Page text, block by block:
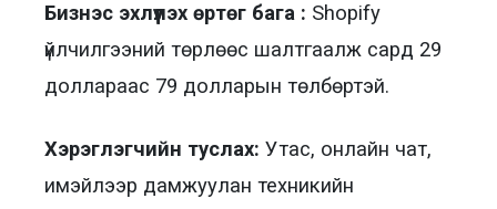
Бизнэс эхлүүлэх өртөг бага : Shopify
үйлчилгээний төрлөөс шалтгаалж сард 29
доллараас 79 долларын төлбөртэй.
Хэрэглэгчийн туслах: Утас, онлайн чат,
имэйлээр дамжуулан техникийн